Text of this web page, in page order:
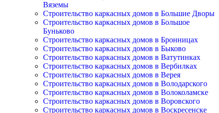
Вяземы
Строительство каркасных домов в Большие Дворы
Строительство каркасных домов в Большое
Буньково
Строительство каркасных домов в Бронницах
Строительство каркасных домов в Быково
Строительство каркасных домов в Ватутинках
Строительство каркасных домов в Вербилках
Строительство каркасных домов в Верея
Строительство каркасных домов в Володарского
Строительство каркасных домов в Волоколамске
Строительство каркасных домов в Воровского
Строительство каркасных домов в Воскресенске